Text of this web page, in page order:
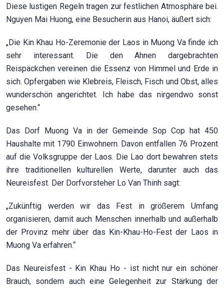
Diese lustigen Regeln tragen zur festlichen Atmosphäre bei.
Nguyen Mai Huong, eine Besucherin aus Hanoi, äußert sich:
„Die Kin Khau Ho-Zeremonie der Laos in Muong Va finde ich
sehr interessant. Die den Ahnen dargebrachten
Reispäckchen vereinen die Essenz von Himmel und Erde in
sich. Opfergaben wie Klebreis, Fleisch, Fisch und Obst, alles
wunderschön angerichtet. Ich habe das nirgendwo sonst
gesehen.“
Das Dorf Muong Va in der Gemeinde Sop Cop hat 450
Haushalte mit 1790 Einwohnern. Davon entfallen 76 Prozent
auf die Volksgruppe der Laos. Die Lao dort bewahren stets
ihre traditionellen kulturellen Werte, darunter auch das
Neureisfest. Der Dorfvorsteher Lo Van Thinh sagt:
„Zukünftig werden wir das Fest in größerem Umfang
organisieren, damit auch Menschen innerhalb und außerhalb
der Provinz mehr über das Kin-Khau-Ho-Fest der Laos in
Muong Va erfahren.“
Das Neureisfest - Kin Khau Ho - ist nicht nur ein schöner
Brauch, sondern auch eine Gelegenheit zur Stärkung der